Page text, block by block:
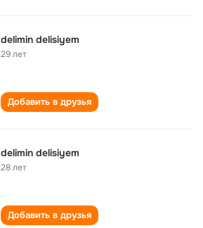
delimin delisiyem
29 лет
Добавить в друзья
delimin delisiyem
28 лет
Добавить в друзья